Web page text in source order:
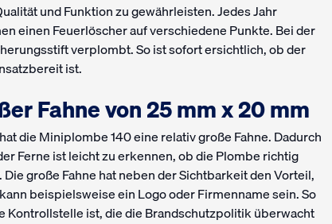
und Funktion zu gewährleisten. Jedes Jahr
einen Feuerlöscher auf verschiedene Punkte. Bei der
verplombt. So ist sofort ersichtlich, ob der
ist.
Fahne von 25 mm x 20 mm
die Miniplombe 140 eine relativ große Fahne. Dadurch
Ferne ist leicht zu erkennen, ob die Plombe richtig
große Fahne hat neben der Sichtbarkeit den Vorteil,
beispielsweise ein Logo oder Firmenname sein. So
Kontrollstelle ist, die die Brandschutzpolitik überwacht